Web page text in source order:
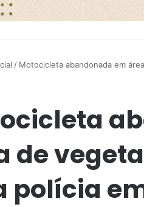
/ Motocicleta abandonada em
de
polícia